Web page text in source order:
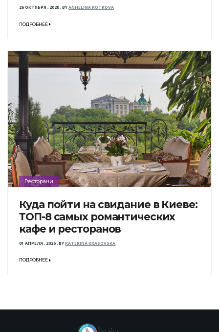
26 ОКТЯБРЯ , 2020,BYANHELINA KOTKOVA
ПОДРОБНЕЕ
Ресторани
Куда пойти на свидание в Киеве:
ТОП-8 самых романтических
кафе и ресторанов
01 АПРЕЛЯ , 2026,BYKATERINA KRASOVSKA
ПОДРОБНЕЕ